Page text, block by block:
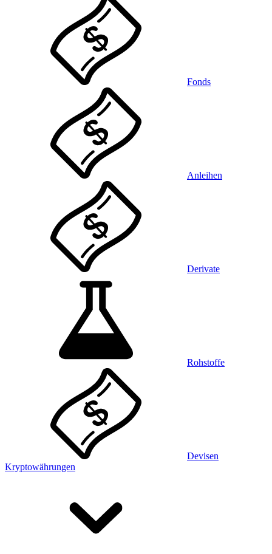
Fonds
Anleihen
Derivate
Rohstoffe
Devisen
Kryptowährungen